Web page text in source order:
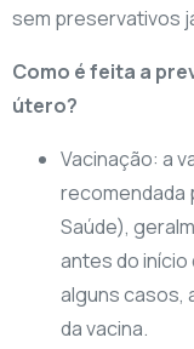
sem preservativos
Como é feita a
útero?
Vacinação: a
recomendada
Saúde),
antes do início
alguns casos,
da vacina.